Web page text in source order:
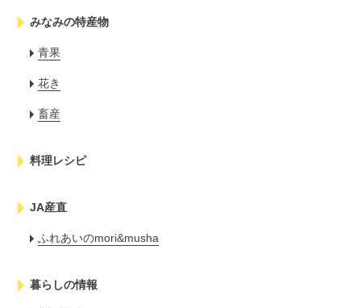
みなみの特産物
青果
花き
畜産
料理レシピ
JA産直
ふれあいのmori&musha
暮らしの情報